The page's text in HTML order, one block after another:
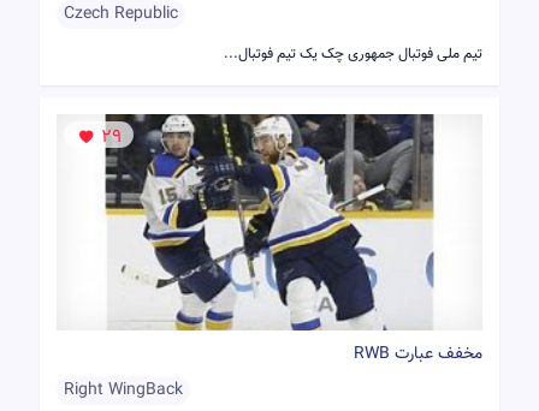
Czech Republic
تیم ملی فوتبال جمهوری چک یک تیم فوتبال...
29
مخفف عبارت RWB
Right WingBack